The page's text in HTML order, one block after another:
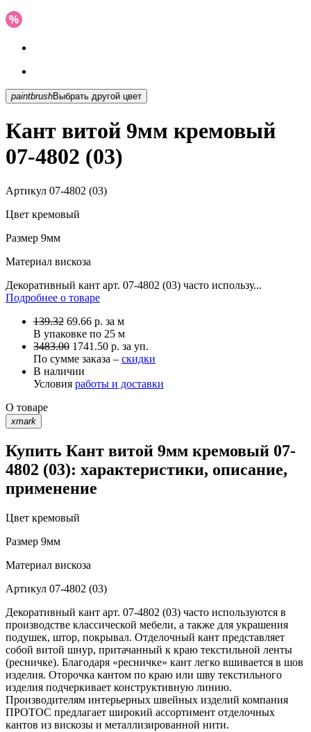
paintbrush Выбрать другой цвет
Кант витой 9мм кремовый
07-4802 (03)
Артикул 07-4802 (03)
Цвет кремовый
Размер 9мм
Материал вискоза
Декоративный кант арт. 07-4802 (03) часто использу...
Подробнее о товаре
139.32 69.66 р. за м
В упаковке по 25 м
3483.00 1741.50 р. за уп.
По сумме заказа – скидки
В наличии
Условия работы и доставки
О товаре
xmark
Купить Кант витой 9мм кремовый 07-
4802 (03): характеристики, описание,
применение
Цвет кремовый
Размер 9мм
Материал вискоза
Артикул 07-4802 (03)
Декоративный кант арт. 07-4802 (03) часто используются в
производстве классической мебели, а также для украшения
подушек, штор, покрывал. Отделочный кант представляет
собой витой шнур, притачанный к краю текстильной ленты
(ресничке). Благодаря «ресничке» кант легко вшивается в шов
изделия. Оторочка кантом по краю или шву текстильного
изделия подчеркивает конструктивную линию.
Производителям интерьерных швейных изделий компания
ПРОТОС предлагает широкий ассортимент отделочных
кантов из вискозы и металлизированной нити.